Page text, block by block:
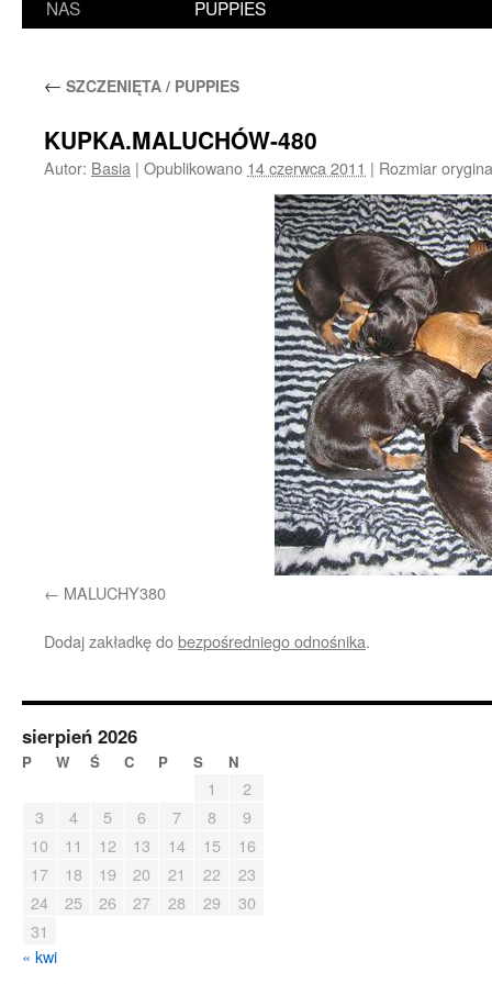
NAS
PUPPIES
← SZCZENIĘTA / PUPPIES
KUPKA.MALUCHÓW-480
Autor: Basia | Opublikowano 14 czerwca 2011 | Rozmiar
MALUCHY380
Dodaj zakładkę dobezpośredniego odnośnika.
sierpień 2026
P W Ś C P S N
1
2
3
4 5 6 7 8
9
10
11 12 13 14 15
16
17
18 19 20 21 22
23
24
25 26 27 28 29
30
31
« kwi